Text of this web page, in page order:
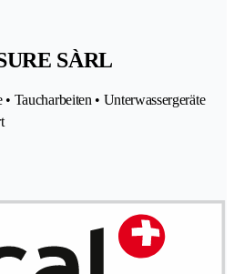
SÀRL
Taucharbeiten • Unterwassergeräte